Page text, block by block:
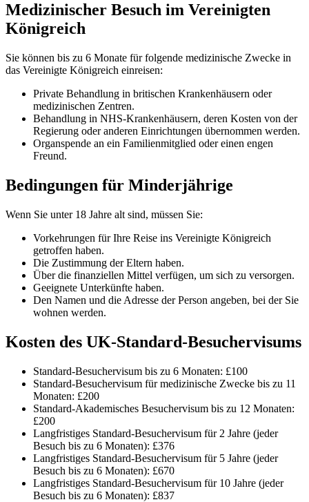
Medizinischer Besuch im Vereinigten
Königreich
Sie können bis zu 6 Monate für folgende medizinische Zwecke in
das Vereinigte Königreich einreisen:
Private Behandlung in britischen Krankenhäusern oder
medizinischen Zentren.
Behandlung in NHS-Krankenhäusern, deren Kosten von der
Regierung oder anderen Einrichtungen übernommen werden.
Organspende an ein Familienmitglied oder einen engen
Freund.
Bedingungen für Minderjährige
Wenn Sie unter 18 Jahre alt sind, müssen Sie:
Vorkehrungen für Ihre Reise ins Vereinigte Königreich
getroffen haben.
Die Zustimmung der Eltern haben.
Über die finanziellen Mittel verfügen, um sich zu versorgen.
Geeignete Unterkünfte haben.
Den Namen und die Adresse der Person angeben, bei der Sie
wohnen werden.
Kosten des UK-Standard-Besuchervisums
Standard-Besuchervisum bis zu 6 Monaten: £100
Standard-Besuchervisum für medizinische Zwecke bis zu 11
Monaten: £200
Standard-Akademisches Besuchervisum bis zu 12 Monaten:
£200
Langfristiges Standard-Besuchervisum für 2 Jahre (jeder
Besuch bis zu 6 Monaten): £376
Langfristiges Standard-Besuchervisum für 5 Jahre (jeder
Besuch bis zu 6 Monaten): £670
Langfristiges Standard-Besuchervisum für 10 Jahre (jeder
Besuch bis zu 6 Monaten): £837